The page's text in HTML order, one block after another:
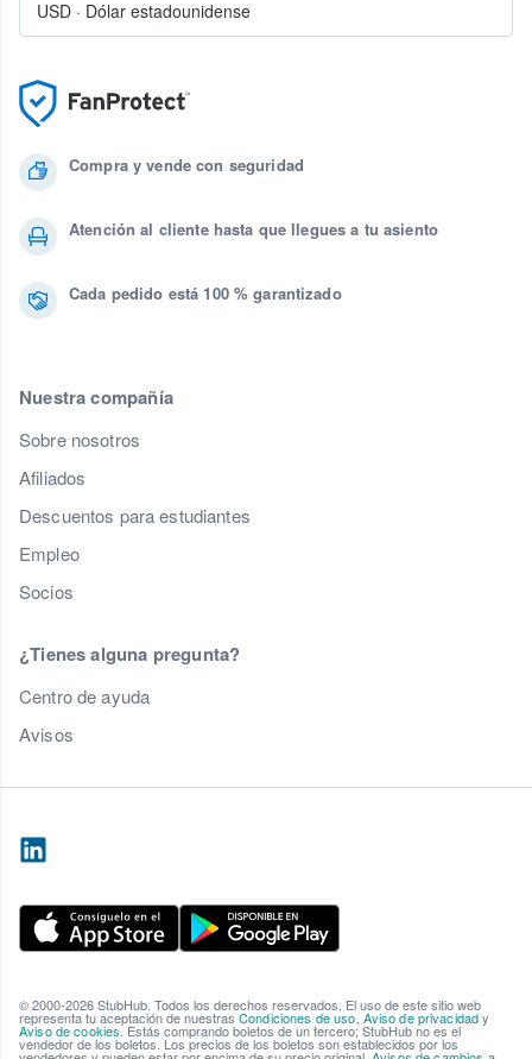
Compra y vende con seguridad
Atención al cliente hasta que llegues a tu asiento
Cada pedido está 100 % garantizado
Nuestra compañía
Sobre nosotros
Afiliados
Descuentos para estudiantes
Empleo
Socios
¿Tienes alguna pregunta?
Centro de ayuda
Avisos
USD · Dólar estadounidense
© 2000-2026 StubHub. Todos los derechos reservados. El uso de este sitio web
representa tu aceptación de nuestras Condiciones de uso Aviso de privacidady
Aviso de cookies. Estás comprando boletos de un tercero; StubHub no es el
vendedor de los boletos. Los precios de los boletos son establecidos por los